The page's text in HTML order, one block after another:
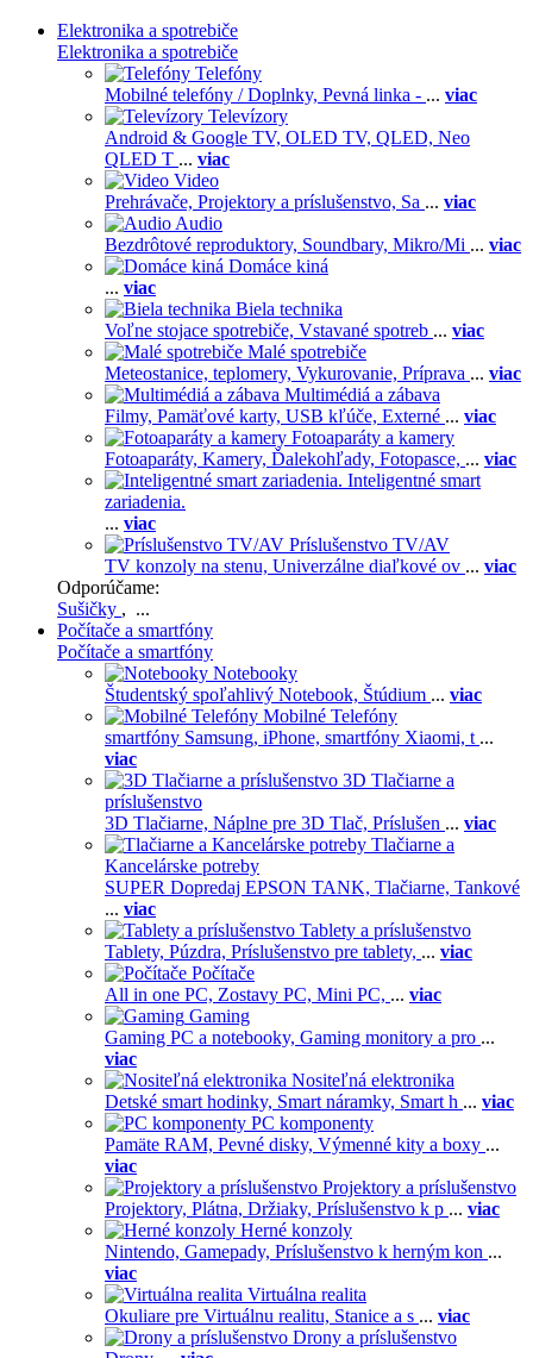
Elektronika a spotrebiče
Elektronika a spotrebiče
Telefóny
Mobilné telefóny / Doplnky, Pevná linka - ... viac
Televízory
Android & Google TV, OLED TV, QLED, Neo
QLED T ... viac
Video
Prehrávače, Projektory a príslušenstvo, Sa ... viac
Audio
Bezdrôtové reproduktory, Soundbary, Mikro/Mi ... viac
Domáce kiná
... viac
Biela technika
Voľne stojace spotrebiče, Vstavané spotreb ... viac
Malé spotrebiče
Meteostanice, teplomery, Vykurovanie, Príprava ... viac
Multimédiá a zábava
Filmy, Pamäťové karty, USB kľúče, Externé ... viac
Fotoaparáty a kamery
Fotoaparáty, Kamery, Ďalekohľady, Fotopasce, ... viac
Inteligentné smart
zariadenia.
... viac
Príslušenstvo TV/AV
TV konzoly na stenu, Univerzálne diaľkové ov ... viac
Odporúčame:
Sušičky , ...
Počítače a smartfóny
Počítače a smartfóny
Notebooky
Študentský spoľahlivý Notebook, Štúdium ... viac
Mobilné Telefóny
smartfóny Samsung, iPhone, smartfóny Xiaomi, t ...
viac
3D Tlačiarne a
príslušenstvo
3D Tlačiarne, Náplne pre 3D Tlač, Príslušen ... viac
Tlačiarne a
Kancelárske potreby
SUPER Dopredaj EPSON TANK, Tlačiarne, Tankové
... viac
Tablety a príslušenstvo
Tablety, Púzdra, Príslušenstvo pre tablety, ... viac
Počítače
All in one PC, Zostavy PC, Mini PC, ... viac
Gaming
Gaming PC a notebooky, Gaming monitory a pro ...
viac
Nositeľná elektronika
Detské smart hodinky, Smart náramky, Smart h ... viac
PC komponenty
Pamäte RAM, Pevné disky, Výmenné kity a boxy ...
viac
Projektory a príslušenstvo
Projektory, Plátna, Držiaky, Príslušenstvo k p ... viac
Herné konzoly
Nintendo, Gamepady, Príslušenstvo k herným kon ...
viac
Virtuálna realita
Okuliare pre Virtuálnu realitu, Stanice a s ... viac
Drony a príslušenstvo